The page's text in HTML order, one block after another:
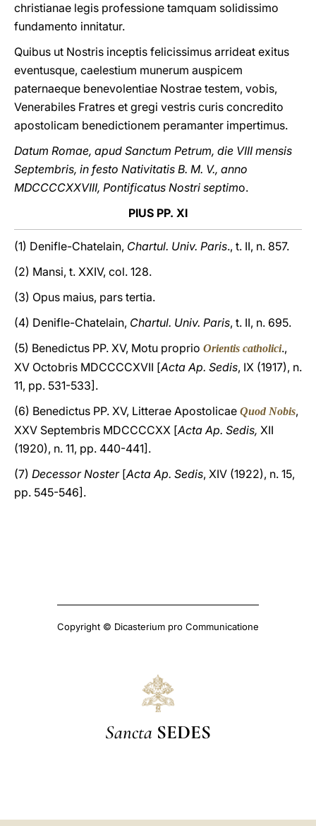
christianae legis professione tamquam solidissimo
fundamento innitatur.
Quibus ut Nostris inceptis felicissimus arrideat exitus
eventusque, caelestium munerum auspicem
paternaeque benevolentiae Nostrae testem, vobis,
Venerabiles Fratres et gregi vestris curis concredito
apostolicam benedictionem peramanter impertimus.
Datum Romae, apud Sanctum Petrum, die VIII mensis
Septembris, in festo Nativitatis B. M. V., anno
MDCCCCXXVIII, Pontificatus Nostri septimo.
PIUS PP. XI
(1) Denifle-Chatelain, Chartul. Univ. Paris., t. II, n. 857.
(2) Mansi, t. XXIV, col. 128.
(3) Opus maius, pars tertia.
(4) Denifle-Chatelain, Chartul. Univ. Paris, t. II, n. 695.
(5) Benedictus PP. XV, Motu proprio Orientis catholici.,
XV Octobris MDCCCCXVII [Acta Ap. Sedis, IX (1917), n.
11, pp. 531-533].
(6) Benedictus PP. XV, Litterae Apostolicae Quod Nobis,
XXV Septembris MDCCCCXX [Acta Ap. Sedis, XII
(1920), n. 11, pp. 440-441].
(7) Decessor Noster[Acta Ap. Sedis, XIV (1922), n. 15,
pp. 545-546].
Copyright © Dicasterium pro Communicatione
Sancta SEDES